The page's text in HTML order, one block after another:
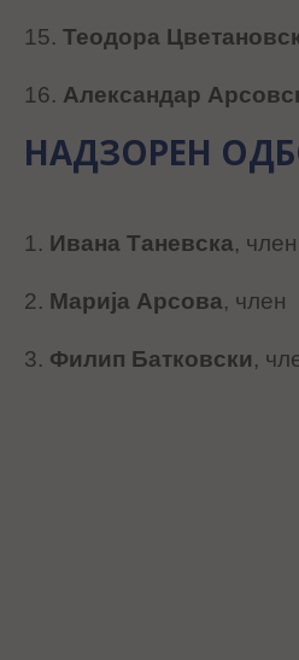
15. Теодора
16. Александар
НАДЗОРЕН
1. Ивана Таневска, член
2. Марија Арсова, член
3. Филип Батковски,